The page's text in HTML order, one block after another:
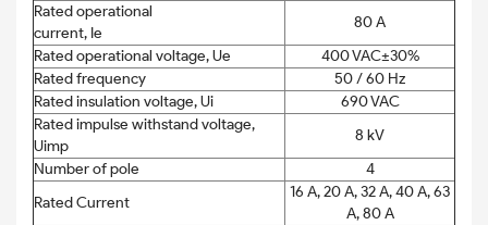
Rated operational
current, Ie
80 A
Rated operational voltage, Ue
400 VAC±30%
Rated frequency
50 / 60 Hz
Rated insulation voltage, Ui
690 VAC
Rated impulse withstand voltage,
Uimp
8 kV
Number of pole
4
Rated Current
16 A, 20 A, 32 A, 40 A, 63
A, 80 A